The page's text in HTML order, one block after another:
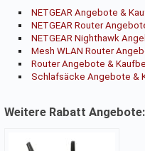
NETGEAR Angebote &
NETGEAR Router
NETGEAR Nighthawk
Mesh WLAN Router
Router Angebote &
Schlafsäcke Angebote &
Weitere Rabatt Angebote: